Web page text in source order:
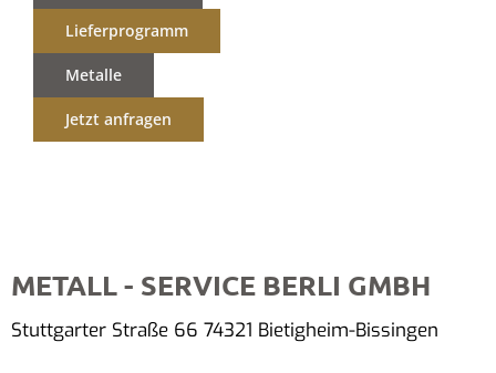
Lieferprogramm
Metalle
Jetzt anfragen
METALL - SERVICE BERLI GMBH
Stuttgarter Straße 66 74321 Bietigheim-Bissingen